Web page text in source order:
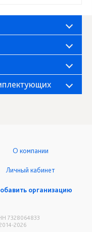
7328064833
2026
О компании
Личный кабинет
организацию